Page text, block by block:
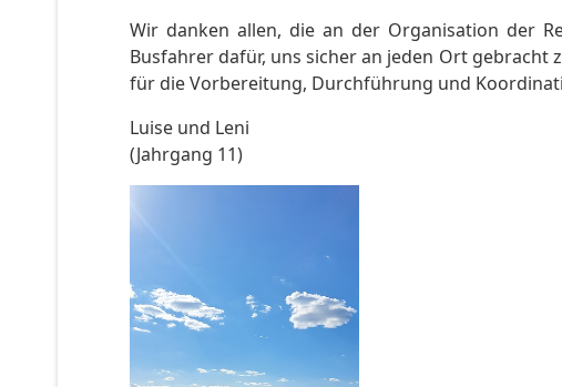
Wir danken allen, die an der Organisation der
Busfahrer dafür, uns sicher an jeden Ort gebracht
für die Vorbereitung, Durchführung und
Luise und Leni
(Jahrgang 11)